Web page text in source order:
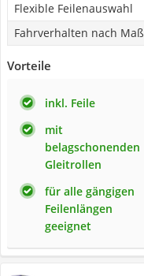
Flexible Feilenauswahl
Fahrverhalten nach Maß
Vorteile
inkl. Feile
mit
belagschonenden
Gleitrollen
für alle gängigen
Feilenlängen
geeignet